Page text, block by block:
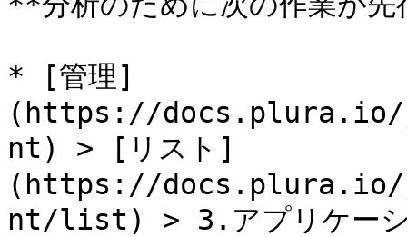
* [管理]
(https://docs.plura.io/
nt) > [リスト]
(https://docs.plura.io/
nt/list) > 3.アプリケーシ